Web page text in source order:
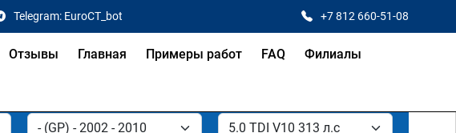
Telegram: EuroCT_bot +7 812 660-51-08
Отзывы Главная Примеры работ FAQ Филиалы